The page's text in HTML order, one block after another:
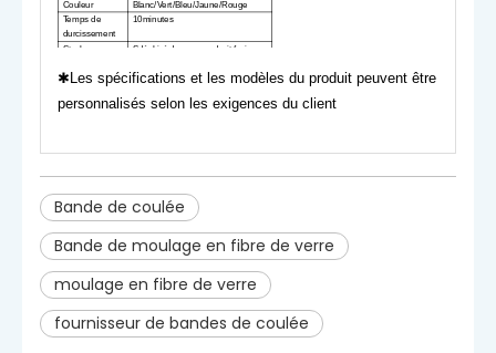
Couleur
Blanc/Vert/Bleu/Jaune/Rouge
Temps de
durcissement
10minutes
Stockage Sdéchiré dans un endroit frais,
Fonctionnalité
Respectueux de la nature
✱Les spécifications et les modèles du produit peuvent être
personnalisés selon les exigences du client
Bande de coulée
Bande de moulage en fibre de verre
moulage en fibre de verre
fournisseur de bandes de coulée